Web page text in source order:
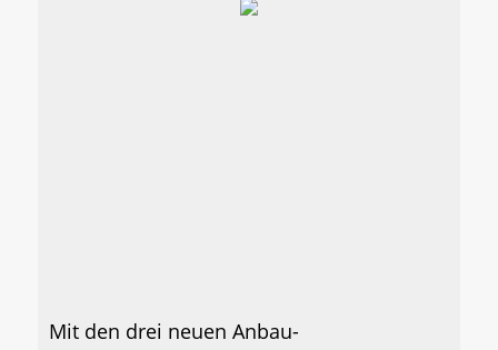
Mit den drei neuen Anbau-